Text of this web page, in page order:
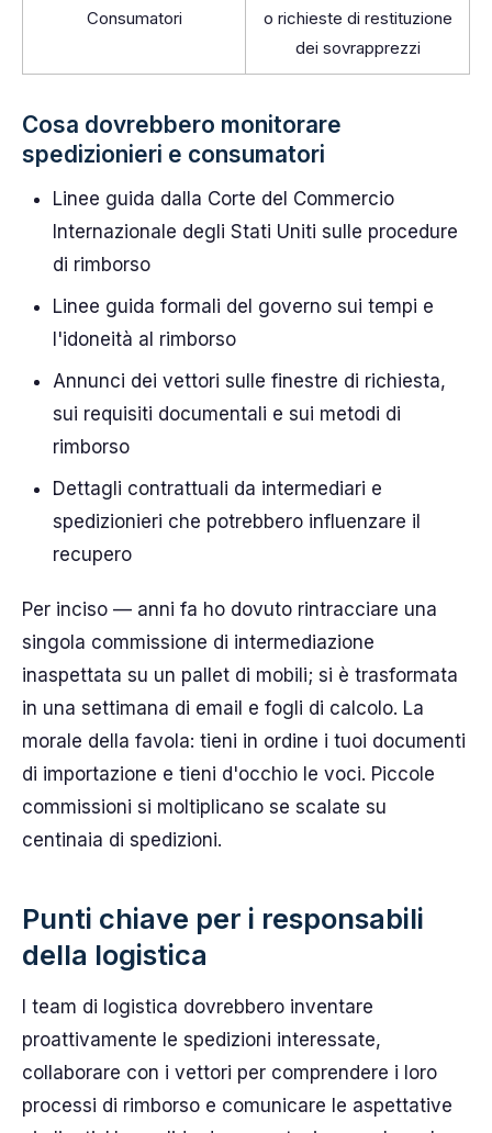
Consumatori
o richieste di restituzione
dei sovrapprezzi
Cosa dovrebbero monitorare
spedizionieri e consumatori
Linee guida dalla Corte del Commercio
Internazionale degli Stati Uniti sulle procedure
di rimborso
Linee guida formali del governo sui tempi e
l'idoneità al rimborso
Annunci dei vettori sulle finestre di richiesta,
sui requisiti documentali e sui metodi di
rimborso
Dettagli contrattuali da intermediari e
spedizionieri che potrebbero influenzare il
recupero
Per inciso — anni fa ho dovuto rintracciare una
singola commissione di intermediazione
inaspettata su un pallet di mobili; si è trasformata
in una settimana di email e fogli di calcolo. La
morale della favola: tieni in ordine i tuoi documenti
di importazione e tieni d'occhio le voci. Piccole
commissioni si moltiplicano se scalate su
centinaia di spedizioni.
Punti chiave per i responsabili
della logistica
I team di logistica dovrebbero inventare
proattivamente le spedizioni interessate,
collaborare con i vettori per comprendere i loro
processi di rimborso e comunicare le aspettative